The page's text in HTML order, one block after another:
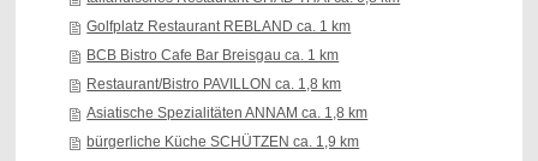
Golfplatz Restaurant REBLAND ca. 1 km
BCB Bistro Cafe Bar Breisgau ca. 1 km
Restaurant/Bistro PAVILLON ca. 1,8 km
Asiatische Spezialitäten ANNAM ca. 1,8 km
bürgerliche Küche SCHÜTZEN ca. 1,9 km